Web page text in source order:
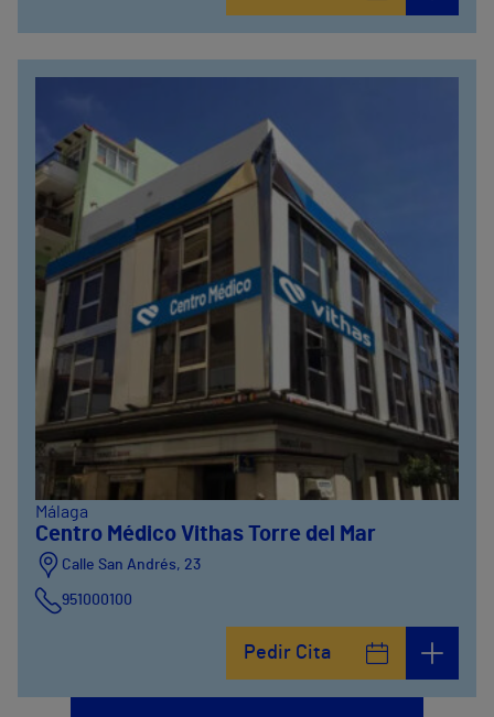
951 000 100
Málaga
Centro Médico Vithas Torre del Mar
Calle San Andrés, 23
951000100
Pedir Cita